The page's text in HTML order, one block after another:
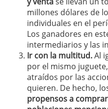
millones dólares de
individuales en el
Los ganadores en
intermediarios y las
Ir con la multitud.Al
por el mismo
atraídos por las
quieren. De hecho,
propensos a